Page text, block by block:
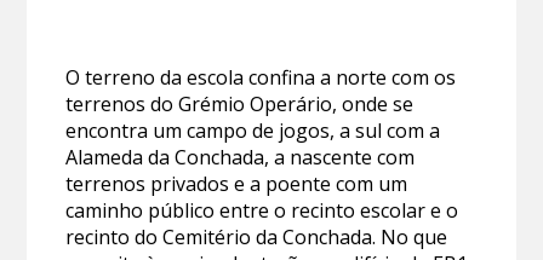
O terreno da escola confina a norte com os
terrenos do Grémio Operário, onde se
encontra um campo de jogos, a sul com a
Alameda da Conchada, a nascente com
terrenos privados e a poente com um
caminho público entre o recinto escolar e o
recinto do Cemitério da Conchada. No que